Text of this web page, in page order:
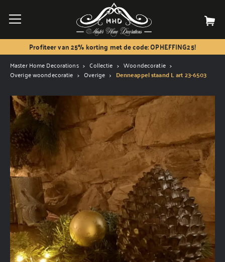
Profiteer van 25% korting met de code: OPHEFFING25!
Master Home Decorations Collectie
Woondecoratie
Overige woondecoratie
Overige Denneappel staand L art 23-6503